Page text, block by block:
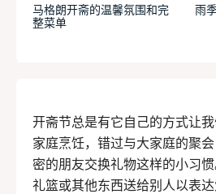
Tempat Makan Keluarga
Tempat Makan
Tempat Makan Keluarga
Tempat Makan
马格朗开斋的温馨氛围和完
整菜单
雨
开斋节总是有它自己的方式让
家庭烹饪，错过与大家庭的聚
密的朋友交换礼物这样的小习
礼篮或其他东西送给别人以表